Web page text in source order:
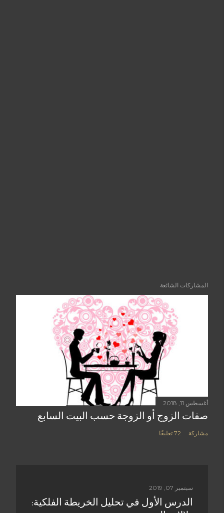
المشاركات الشائعة
أغسطس 11, 2018
صفات الزوج أو الزوجة حسب البيت السابع
مشاركة 72 تعليقًا
سبتمبر 07, 2019
الدرس الأول في تحليل الخريطة الفلكية: